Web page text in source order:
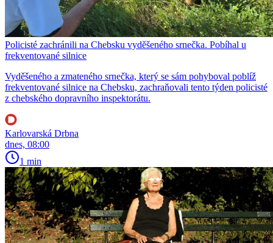
Policisté zachránili na Chebsku vyděšeného srnečka. Pobíhal u
frekventované silnice
Vyděšeného a zmateného srnečka, který se sám pohyboval poblíž
frekventované silnice na Chebsku, zachraňovali tento týden policisté
z chebského dopravního inspektorátu.
Karlovarská Drbna
dnes, 08:00
1 min